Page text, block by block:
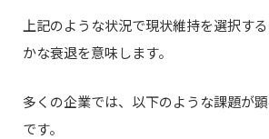
上記のような状況で現状維持を選択す
かな衰退を意味します。
多くの企業では、以下のような課題が
です。